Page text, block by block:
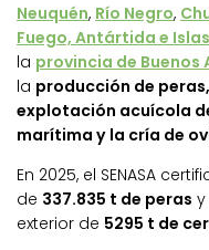
Neuquén, Río Negro,
Fuego, Antártida e
la provincia de Buenos
la producción de
explotación acuícola
marítima y la cría de
En 2025, el SENASA
de 337.835 t de peras y
exterior de 5295 t de